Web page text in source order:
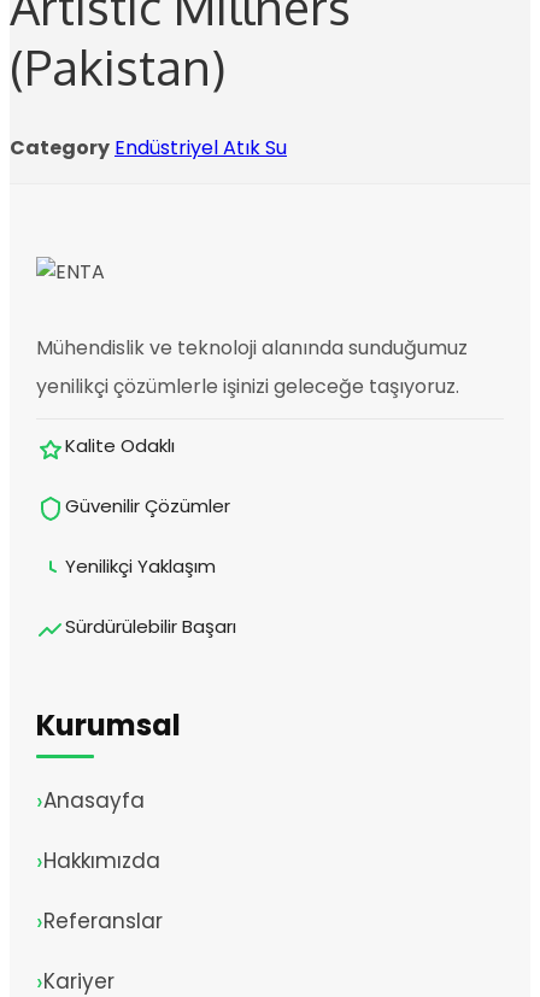
(Pakistan)
Category Endüstriyel Atık Su
Mühendislik ve teknoloji alanında sunduğumuz
yenilikçi çözümlerle işinizi geleceğe taşıyoruz.
Kalite Odaklı
Güvenilir Çözümler
Yenilikçi Yaklaşım
Sürdürülebilir Başarı
Kurumsal
Anasayfa
Hakkımızda
Referanslar
Kariyer